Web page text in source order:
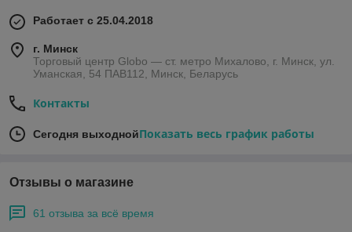
Работает с 25.04.2018
г. Минск
Торговый центр Globo — ст. метро Михалово, г. Минск, ул.
Уманская, 54 ПАВ112, Минск, Беларусь
Контакты
Сегодня выходнойПоказать весь график работы
Отзывы о магазине
61 отзыва за всё время